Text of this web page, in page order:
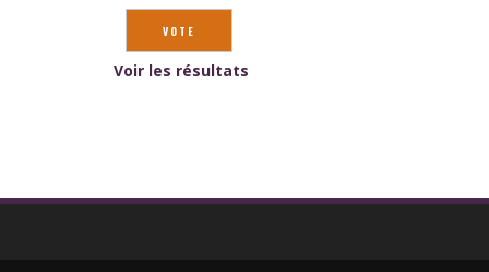
Voir les résultats